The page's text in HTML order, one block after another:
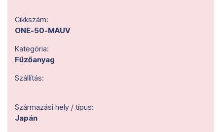
Cikkszám:
ONE-50-MAUV
Kategória:
Fűzőanyag
Szállítás:
Származási hely / típus:
Japán